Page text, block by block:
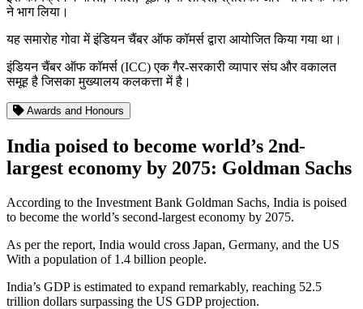
ने भाग लिया।
यह समारोह गोवा में इंडियन चैंबर ऑफ कॉमर्स द्वारा आयोजित किया गया था।
इंडियन चैंबर ऑफ कॉमर्स (ICC) एक गैर-सरकारी व्यापार संघ और वकालत
समूह है जिसका मुख्यालय कलकत्ता में है।
Awards and Honours
India poised to become world’s 2nd-
largest economy by 2075: Goldman Sachs
According to the Investment Bank Goldman Sachs, India is poised
to become the world’s second-largest economy by 2075.
As per the report, India would cross Japan, Germany, and the US
With a population of 1.4 billion people.
India’s GDP is estimated to expand remarkably, reaching 52.5
trillion dollars surpassing the US GDP projection.